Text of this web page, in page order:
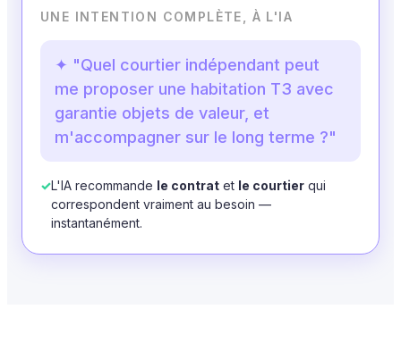
UNE INTENTION COMPLÈTE, À L'IA
✦ "Quel courtier indépendant peut
me proposer une habitation T3 avec
garantie objets de valeur, et
m'accompagner sur le long terme ?"
✓L'IA recommande le contrat et le courtier qui
correspondent vraiment au besoin —
instantanément.